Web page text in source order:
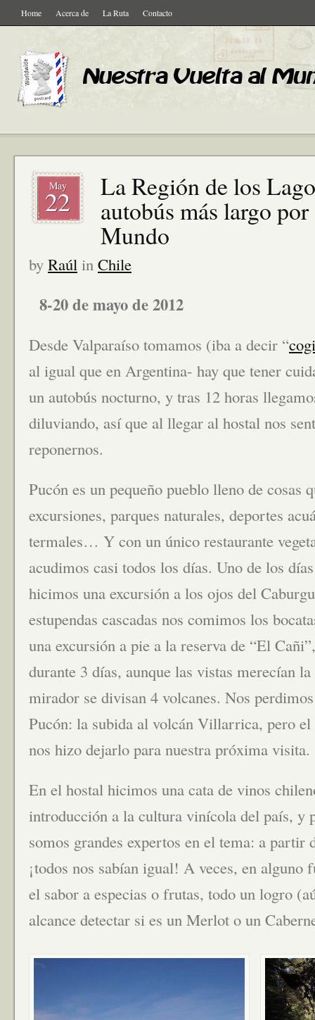
Home Acerca de La Ruta Contacto
May
22 La Región de los
autobús más largo
Mundo
by Raúl in Chile
8-20 de mayo de 2012
Desde Valparaíso tomamos (iba a decir “
al igual que en Argentina- hay que tener
un autobús nocturno, y tras 12 horas
diluviando, así que al llegar al hostal nos
reponernos.
Pucón es un pequeño pueblo lleno de cosas
excursiones, parques naturales, deportes
termales… Y con un único restaurante
acudimos casi todos los días. Uno de los
hicimos una excursión a los ojos del
estupendas cascadas nos comimos los
una excursión a pie a la reserva de “El
durante 3 días, aunque las vistas merecían
mirador se divisan 4 volcanes. Nos
Pucón: la subida al volcán Villarrica, pero
nos hizo dejarlo para nuestra próxima visita.
En el hostal hicimos una cata de vinos
introducción a la cultura vinícola del país, y
somos grandes expertos en el tema: a
¡todos nos sabían igual! A veces, en alguno
el sabor a especias o frutas, todo un logro
alcance detectar si es un Merlot o un